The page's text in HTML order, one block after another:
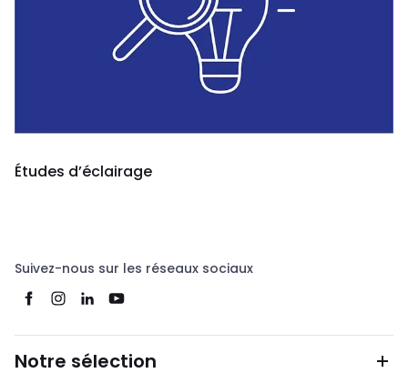
Études d’éclairage
Suivez-nous sur les réseaux sociaux
Notre sélection